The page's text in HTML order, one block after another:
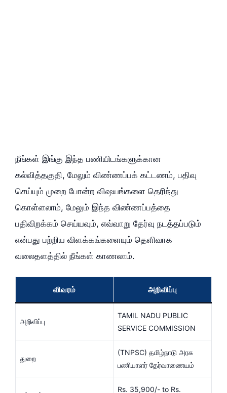
நீங்கள் இங்கு இந்த பணியிடங்களுக்கான
கல்வித்தகுதி, மேலும் விண்ணப்பக் கட்டணம், பதிவு
செய்யும் முறை போன்ற விஷயங்களை தெரிந்து
கொள்ளலாம், மேலும் இந்த விண்ணப்பத்தை
பதிவிறக்கம் செய்யவும், எவ்வாறு தேர்வு நடத்தப்படும்
என்பது பற்றிய விளக்கங்களையும் தெளிவாக
வலைதளத்தில் நீங்கள் காணலாம்.
விவரம் அறிவிப்பு
அறிவிப்பு
TAMIL NADU PUBLIC
SERVICE COMMISSION
துறை
(TNPSC) தமிழ்நாடு அரசு
பணியாளர் தேர்வாணையம்
Rs. 35,900/- to Rs.